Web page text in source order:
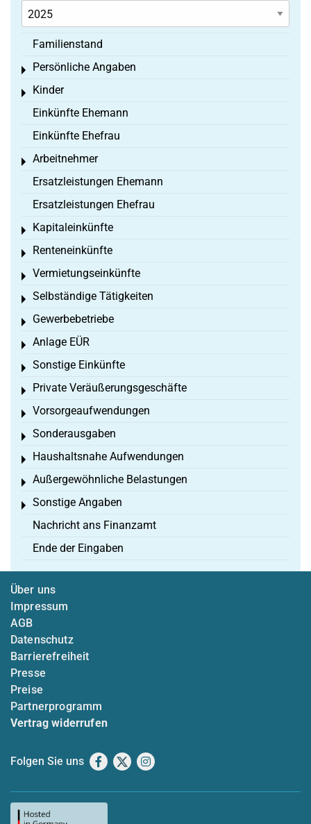
Familienstand
Persönliche Angaben
Toggle menu
Kinder
Toggle menu
Einkünfte Ehemann
Einkünfte Ehefrau
Arbeitnehmer
Toggle menu
Ersatzleistungen Ehemann
Ersatzleistungen Ehefrau
Kapitaleinkünfte
Toggle menu
Renteneinkünfte
Toggle menu
Vermietungseinkünfte
Toggle menu
Selbständige Tätigkeiten
Toggle menu
Gewerbebetriebe
Toggle menu
Anlage EÜR
Toggle menu
Sonstige Einkünfte
Toggle menu
Private Veräußerungsgeschäfte
Toggle menu
Vorsorgeaufwendungen
Toggle menu
Sonderausgaben
Toggle menu
Haushaltsnahe Aufwendungen
Toggle menu
Außergewöhnliche Belastungen
Toggle menu
Sonstige Angaben
Toggle menu
Nachricht ans Finanzamt
Ende der Eingaben
Über uns
Impressum
AGB
Datenschutz
Barrierefreiheit
Presse
Preise
Partnerprogramm
Vertrag widerrufen
Folgen Sie uns Facebook
X Instagram